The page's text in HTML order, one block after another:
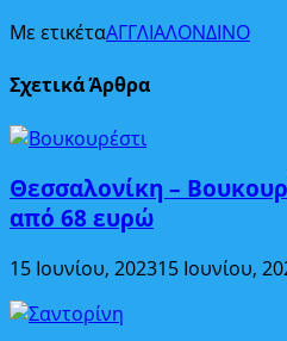
Με ετικέταΑΓΓΛΙΑΛΟΝΔΙΝΟ
Σχετικά Άρθρα
Θεσσαλονίκη –
από 68 ευρώ
15 Ιουνίου, 202315 Ιουνίου,